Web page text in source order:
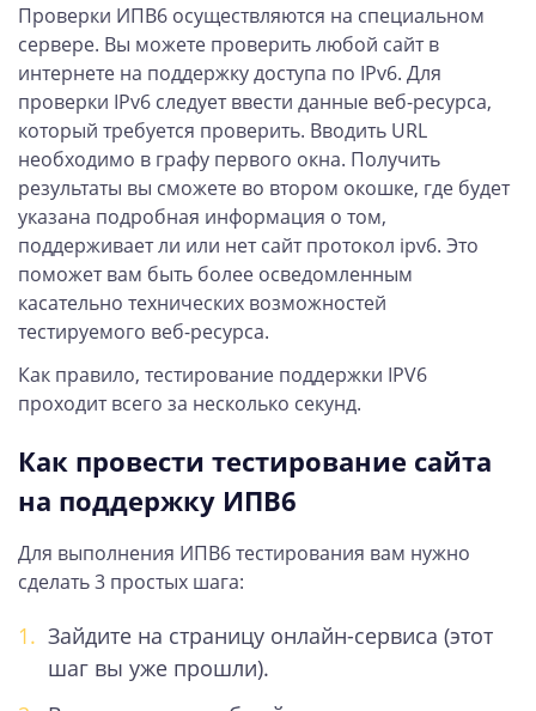
Проверки ИПВ6 осуществляются на специальном
сервере. Вы можете проверить любой сайт в
интернете на поддержку доступа по IPv6. Для
проверки IPv6 следует ввести данные веб-ресурса,
который требуется проверить. Вводить URL
необходимо в графу первого окна. Получить
результаты вы сможете во втором окошке, где будет
указана подробная информация о том,
поддерживает ли или нет сайт протокол ipv6. Это
поможет вам быть более осведомленным
касательно технических возможностей
тестируемого веб-ресурса.
Как правило, тестирование поддержки IPV6
проходит всего за несколько секунд.
Как провести тестирование сайта
на поддержку ИПВ6
Для выполнения ИПВ6 тестирования вам нужно
сделать 3 простых шага:
Зайдите на страницу онлайн-сервиса (этот
шаг вы уже прошли).